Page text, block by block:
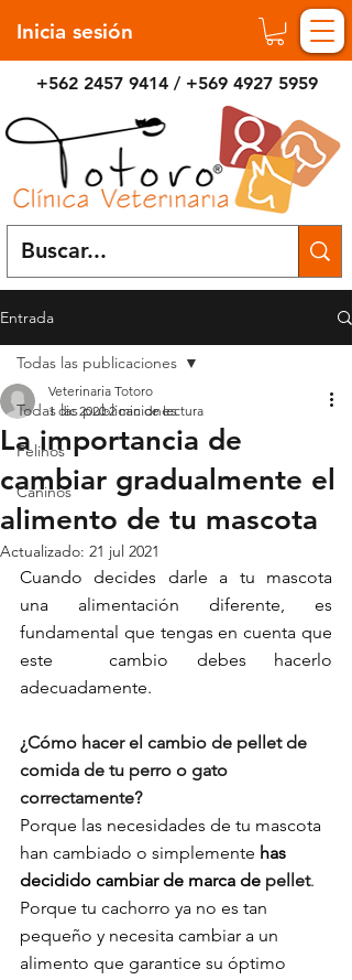
Inicia sesión
+562 2457 9414 / +569 4927 5959
Entrada
Todas las publicaciones
Felinos
Caninos
Todas las publicaciones
La importancia de
cambiar gradualmente el
alimento de tu mascota
Veterinaria Totoro
1 dic 2020 2 min de lectura
Actualizado: 21 jul 2021
Cuando decides darle a tu mascota
una alimentación diferente, es
fundamental que tengas en cuenta que
este  cambio debes hacerlo
adecuadamente.
¿Cómo hacer el cambio de pellet de
comida de tu perro o gato
correctamente?
Porque las necesidades de tu mascota
han cambiado o simplemente has
decidido cambiar de marca de pellet.
Porque tu cachorro ya no es tan
pequeño y necesita cambiar a un
alimento que garantice su óptimo